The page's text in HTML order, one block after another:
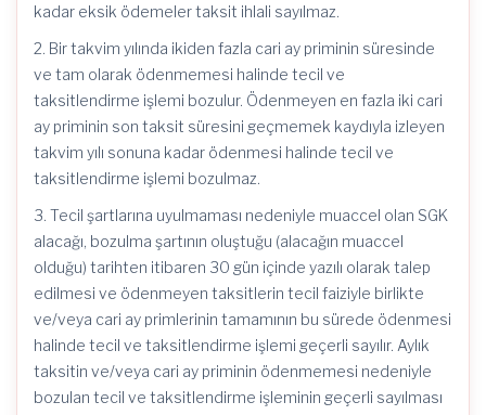
kadar eksik ödemeler taksit ihlali sayılmaz.
2. Bir takvim yılında ikiden fazla cari ay priminin süresinde
ve tam olarak ödenmemesi halinde tecil ve
taksitlendirme işlemi bozulur. Ödenmeyen en fazla iki cari
ay priminin son taksit süresini geçmemek kaydıyla izleyen
takvim yılı sonuna kadar ödenmesi halinde tecil ve
taksitlendirme işlemi bozulmaz.
3. Tecil şartlarına uyulmaması nedeniyle muaccel olan SGK
alacağı, bozulma şartının oluştuğu (alacağın muaccel
olduğu) tarihten itibaren 30 gün içinde yazılı olarak talep
edilmesi ve ödenmeyen taksitlerin tecil faiziyle birlikte
ve/veya cari ay primlerinin tamamının bu sürede ödenmesi
halinde tecil ve taksitlendirme işlemi geçerli sayılır. Aylık
taksitin ve/veya cari ay priminin ödenmemesi nedeniyle
bozulan tecil ve taksitlendirme işleminin geçerli sayılması